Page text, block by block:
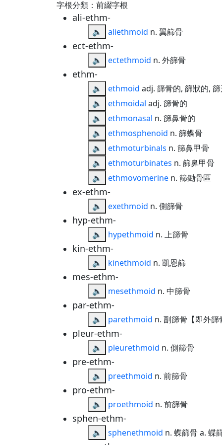
字根分類：前綴字根
ali-ethm-
🔈 aliethmoid n. 翼篩骨
ect-ethm-
🔈 ectethmoid n. 外篩骨
ethm-
🔈 ethmoid adj. 篩骨的, 篩狀的,
🔈
ethmoidal adj. 篩骨的
🔈
ethmonasal n. 篩鼻骨的
🔈
ethmosphenoid n. 篩蝶骨
🔈
ethmoturbinals n. 篩鼻甲骨
🔈
ethmoturbinates n. 篩鼻甲骨
🔈
ethmovomerine n. 篩鋤骨區
ex-ethm-
🔈 exethmoid n. 側篩骨
hyp-ethm-
🔈 hypethmoid n. 上篩骨
kin-ethm-
🔈 kinethmoid n. 凱恩篩
mes-ethm-
🔈 mesethmoid n. 中篩骨
par-ethm-
🔈 parethmoid n. 副篩骨【即外篩
pleur-ethm-
🔈 pleurethmoid n. 側篩骨
pre-ethm-
🔈 preethmoid n. 前篩骨
pro-ethm-
🔈 proethmoid n. 前篩骨
sphen-ethm-
🔈 sphenethmoid n. 蝶篩骨 a. 蝶